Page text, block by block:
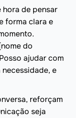
de pensar
forma clara e
do
ajudar com
necessidade, e
reforçam
seja